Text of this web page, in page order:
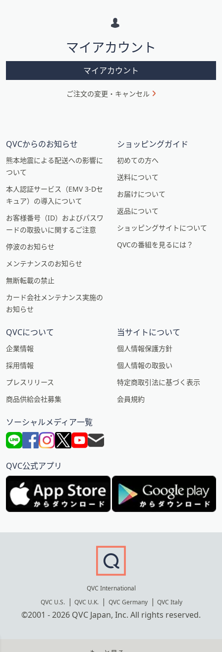
ン
マイアカウント
マイアカウント
ご注文の変更・キャンセル
QVCからのお知らせ
熊本地震による配送への影響に
ついて
本人認証サービス（EMV 3-Dセ
キュア）の導入について
お客様番号（ID）およびパスワ
ードの取扱いに関するご注意
停波のお知らせ
メンテナンスのお知らせ
無断転載の禁止
カード会社メンテナンス実施の
お知らせ
ショッピングガイド
初めての方へ
送料について
お届けについて
返品について
ショッピングサイトについて
QVCの番組を見るには？
QVCについて
企業情報
採用情報
プレスリリース
商品供給会社募集
当サイトについて
個人情報保護方針
個人情報の取扱い
特定商取引法に基づく表示
会員規約
ソーシャルメディア一覧
QVC公式アプリ
QVC International
QVC U.S.
QVC U.K. QVC Germany QVC Italy
©2001 - 2026 QVC Japan, Inc. All rights reserved.